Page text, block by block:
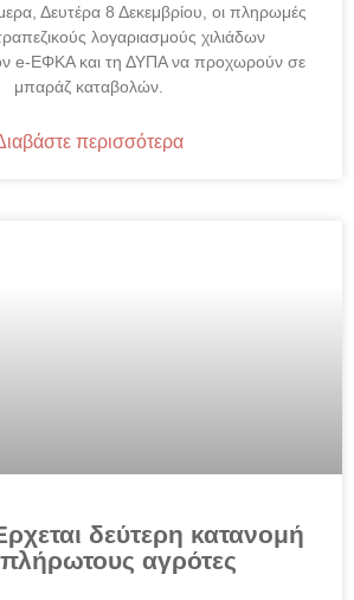
Δευτέρα 8 Δεκεμβρίου, οι πληρωμές
λογαριασμούς χιλιάδων
e-ΕΦΚΑ και τη ΔΥΠΑ να προχωρούν σε
μπαράζ καταβολών.
περισσότερα
δεύτερη κατανομή
αγρότες